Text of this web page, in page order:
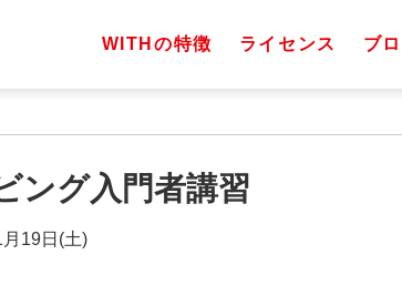
WITHの特徴 ライセンス ブ
ング入門者講習
19日(土)